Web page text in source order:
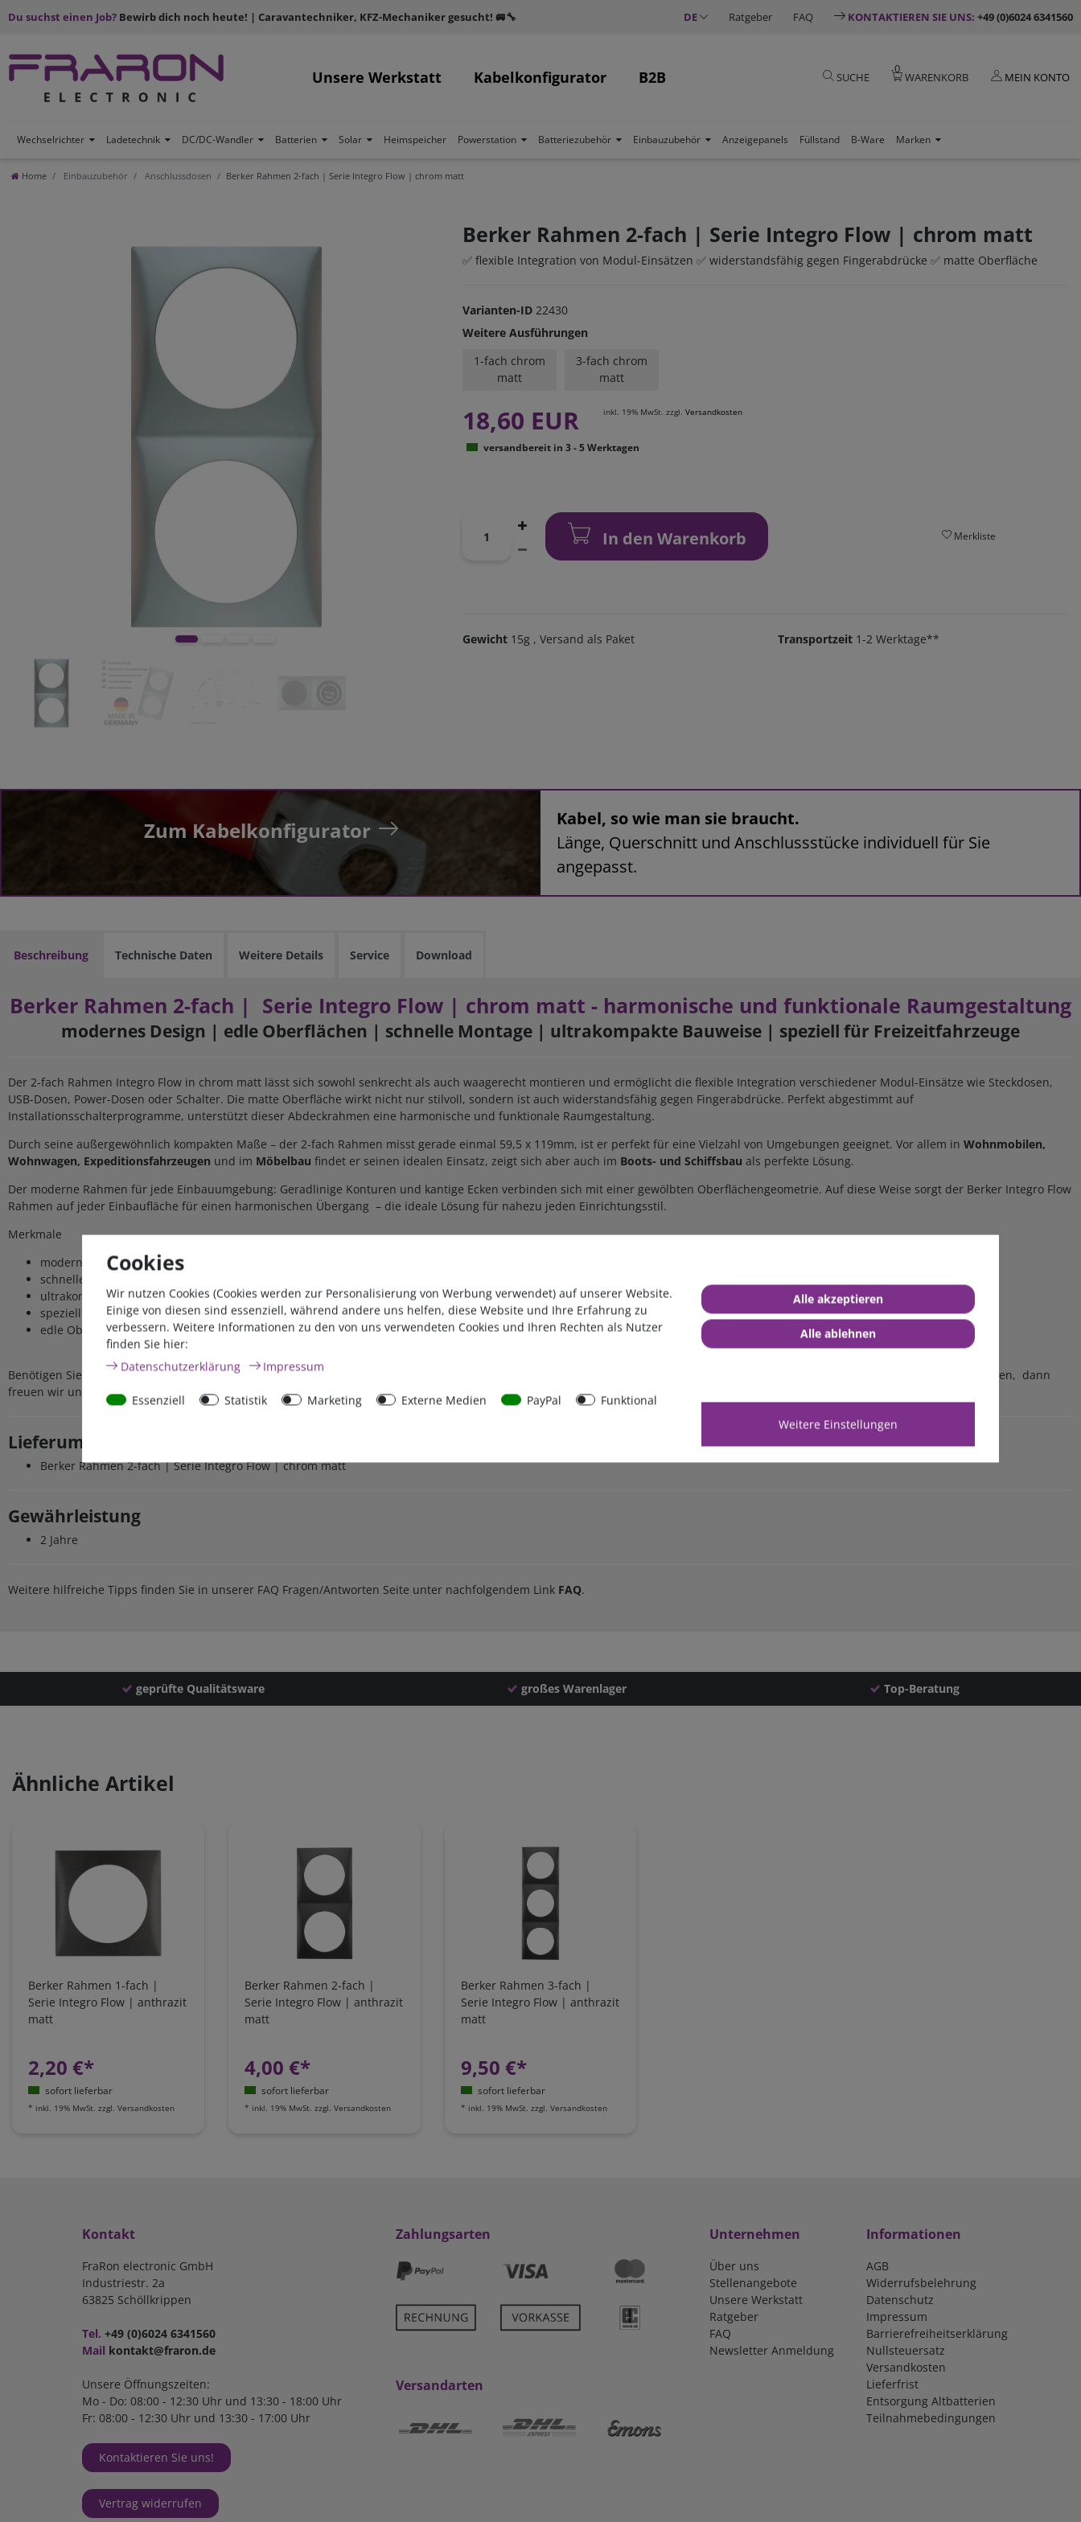
Du suchst einen Job? Bewirb dich noch heute! | Caravantechniker, KFZ-Mechaniker gesucht! 🚐🔧 DE Ratgeber FAQ KONTAKTIEREN SIE UNS: +49 (0)6024 6341560
Unsere Werkstatt Kabelkonfigurator B2B SUCHE
0
WARENKORB MEIN KONTO
Wechselrichter Ladetechnik DC/DC-Wandler Batterien Solar Heimspeicher Powerstation Batteriezubehör Einbauzubehör Anzeigepanels Füllstand B-Ware Marken
Home Einbauzubehör Anschlussdosen Berker Rahmen 2-fach | Serie Integro Flow | chrom matt
Berker Rahmen 2-fach | Serie Integro Flow | chrom matt
✅ flexible Integration von Modul-Einsätzen ✅ widerstandsfähig gegen Fingerabdrücke ✅ matte Oberfläche
Varianten-ID 22430
Weitere Ausführungen
1-fach chrom
matt
3-fach chrom
matt
18,60 EUR inkl. 19% MwSt. zzgl. Versandkosten
versandbereit in 3 - 5 Werktagen
In den Warenkorb Merkliste
Gewicht 15g , Versand als Paket Transportzeit 1-2 Werktage**
Zum Kabelkonfigurator
Kabel, so wie man sie braucht.
Länge, Querschnitt und Anschlussstücke individuell für Sie
angepasst.
Beschreibung Technische Daten Weitere Details Service Download
Berker Rahmen 2-fach | Serie Integro Flow | chrom matt - harmonische und funktionale Raumgestaltung
modernes Design | edle Oberflächen | schnelle Montage | ultrakompakte Bauweise | speziell für Freizeitfahrzeuge
Der 2-fach Rahmen Integro Flow in chrom matt lässt sich sowohl senkrecht als auch waagerecht montieren und ermöglicht die flexible Integration verschiedener Modul-Einsätze wie Steckdosen,
USB-Dosen, Power-Dosen oder Schalter. Die matte Oberfläche wirkt nicht nur stilvoll, sondern ist auch widerstandsfähig gegen Fingerabdrücke. Perfekt abgestimmt auf
Installationsschalterprogramme, unterstützt dieser Abdeckrahmen eine harmonische und funktionale Raumgestaltung.
Durch seine außergewöhnlich kompakten Maße – der 2-fach Rahmen misst gerade einmal 59,5 x 119mm, ist er perfekt für eine Vielzahl von Umgebungen geeignet. Vor allem in Wohnmobilen,
Wohnwagen, Expeditionsfahrzeugen und im Möbelbau findet er seinen idealen Einsatz, zeigt sich aber auch im Boots- und Schiffsbau als perfekte Lösung.
Der moderne Rahmen für jede Einbauumgebung: Geradlinige Konturen und kantige Ecken verbinden sich mit einer gewölbten Oberflächengeometrie. Auf diese Weise sorgt der Berker Integro Flow
Rahmen auf jeder Einbaufläche für einen harmonischen Übergang – die ideale Lösung für nahezu jeden Einrichtungsstil.
Merkmale
modernes Design
schnelle Montage
ultrakompakte Bauweise
speziell für Freizeitfahrzeuge
edle Oberflächen
Benötigen Sie aus der Berger Integro Flow Serie1-fach,2-fach oder 3-fach Rahmen
finden, dann
freuen wir uns auf Ihren
Anruf oder Ihre Mail .
Lieferumfang
Berker Rahmen 2-fach | Serie Integro Flow | chrom matt
Gewährleistung
2 Jahre
Weitere hilfreiche Tipps finden Sie in unserer FAQ Fragen/Antworten Seite unter nachfolgendem Link FAQ.
geprüfte Qualitätsware großes Warenlager Top-Beratung
Ähnliche Artikel
Berker Rahmen 1-fach |
Serie Integro Flow | anthrazit
matt
2,20 €*
sofort lieferbar
* inkl. 19% MwSt. zzgl. Versandkosten
Berker Rahmen 2-fach |
Serie Integro Flow | anthrazit
matt
4,00 €*
sofort lieferbar
* inkl. 19% MwSt. zzgl. Versandkosten
Berker Rahmen 3-fach |
Serie Integro Flow | anthrazit
matt
9,50 €*
sofort lieferbar
* inkl. 19% MwSt. zzgl. Versandkosten
Kontakt
FraRon electronic GmbH
Industriestr. 2a
63825 Schöllkrippen
Tel. +49 (0)6024 6341560
Mail kontakt@fraron.de
Unsere Öffnungszeiten:
Mo - Do: 08:00 - 12:30 Uhr und 13:30 - 18:00 Uhr
Fr: 08:00 - 12:30 Uhr und 13:30 - 17:00 Uhr
Kontaktieren Sie uns!
Vertrag widerrufen
Zahlungsarten
Versandarten
Unternehmen
Über uns
Stellenangebote
Unsere Werkstatt
Ratgeber
FAQ
Newsletter Anmeldung
Informationen
AGB
Widerrufsbelehrung
Datenschutz
Impressum
Barrierefreiheitserklärung
Nullsteuersatz
Versandkosten
Lieferfrist
Entsorgung Altbatterien
Teilnahmebedingungen
Cookies
Wir nutzen Cookies (Cookies werden zur Personalisierung von Werbung verwendet) auf unserer Website.
Einige von diesen sind essenziell, während andere uns helfen, diese Website und Ihre Erfahrung zu
verbessern. Weitere Informationen zu den von uns verwendeten Cookies und Ihren Rechten als Nutzer
finden Sie hier:
Daten­schutz­erklärung
Impressum
Essenziell Statistik Marketing Externe Medien PayPal
Funktional
Weitere Einstellungen
Alle akzeptieren
Alle ablehnen